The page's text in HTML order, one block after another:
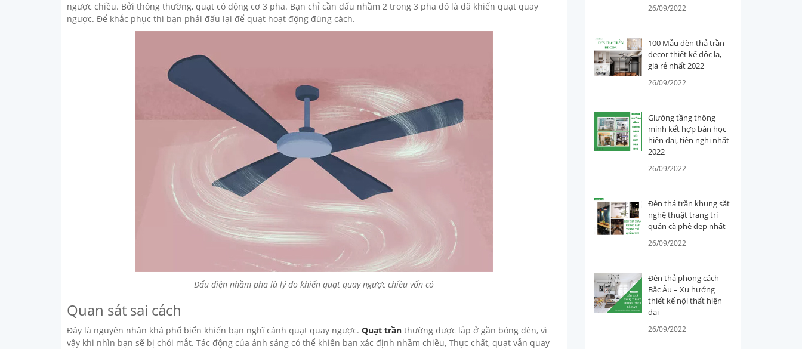
ngược chiều. Bởi thông thường, quạt có động cơ 3 pha. Bạn chỉ cần đấu nhầm 2 trong 3 pha đó là đã khiến quạt quay
ngược. Để khắc phục thì bạn phải đấu lại để quạt hoạt động đúng cách.
Đấu điện nhầm pha là lý do khiến quạt quay ngược chiều vốn có
Quan sát sai cách
Đây là nguyên nhân khá phổ biến khiến bạn nghĩ cánh quạt quay ngược. Quạt trần thường được lắp ở gần bóng đèn, vì
vậy khi nhìn bạn sẽ bị chói mắt. Tác động của ánh sáng có thể khiến bạn xác định nhầm chiều, Thực chất, quạt vẫn quay
26/09/2022
100 Mẫu đèn thả trần
decor thiết kế độc lạ,
giá rẻ nhất 2022
26/09/2022
Giường tầng thông
minh kết hợp bàn học
hiện đại, tiện nghi nhất
2022
26/09/2022
Đèn thả trần khung sắt
nghệ thuật trang trí
quán cà phê đẹp nhất
26/09/2022
Đèn thả phong cách
Bắc Âu – Xu hướng
thiết kế nội thất hiện
đại
26/09/2022